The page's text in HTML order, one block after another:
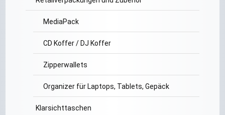
MediaPack
CD Koffer / DJ Koffer
Zipperwallets
Organizer für Laptops, Tablets, Gepäck
Klarsichttaschen